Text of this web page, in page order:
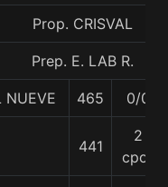
Prop. CRISVAL
Prep. E. LAB R.
NUEVE 465 0/0
441
2
cpos